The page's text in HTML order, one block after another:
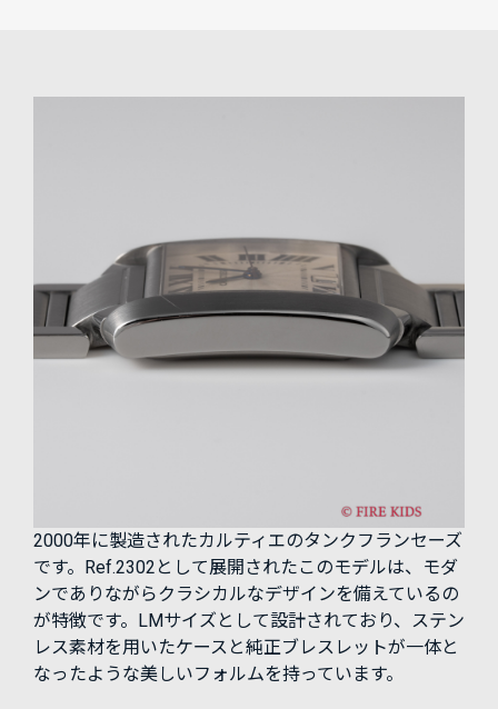
2000年に製造されたカルティエのタンクフランセーズ
です。Ref.2302として展開されたこのモデルは、モダ
ンでありながらクラシカルなデザインを備えているの
が特徴です。LMサイズとして設計されており、ステン
レス素材を用いたケースと純正ブレスレットが一体と
なったような美しいフォルムを持っています。